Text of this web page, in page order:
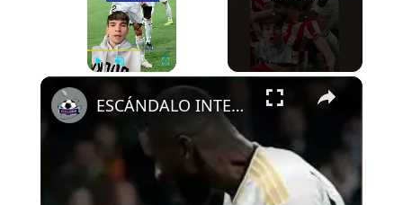
×
ESCÁNDALO INTERNACIONAL